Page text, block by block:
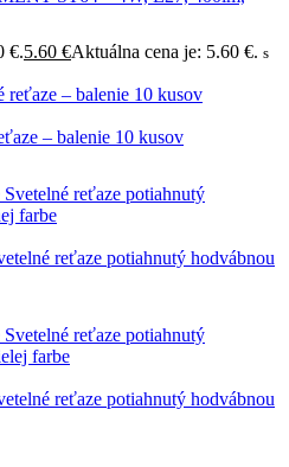
€.5.60 €Aktuálna cena je: 5.60 €. s
– balenie 10 kusov
reťaze potiahnutý hodvábnou
reťaze potiahnutý hodvábnou